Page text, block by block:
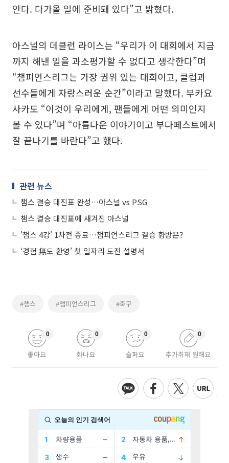
안다. 다가올 일에 준비돼 있다”고 밝혔다.
아스널의 데클런 라이스는 “우리가 이 대회에서 지금
까지 해낸 일을 과소평가할 수 없다고 생각한다”며
“챔피언스리그는 가장 권위 있는 대회이고, 클럽과
선수들에게 자랑스러운 순간”이라고 말했다. 부카요
사카도 “이것이 우리에게, 팬들에게 어떤 의미인지
볼 수 있다”며 “아름다운 이야기이고 부다페스트에서
잘 끝나기를 바란다”고 했다.
관련 뉴스
챔스 결승 대진표 완성…아스널 vs PSG
챔스 결승 대진표에 새겨진 아스널
'챔스 4강' 1차전 종료…챔피언스리그 결승 향방은?
‘경험 無도 환영’ 첫 일자리 도전 설명서
#챔스 #챔피언스리그 #축구
좋아요
0
화나요
0
슬퍼요
0
추가취재 원해요
0